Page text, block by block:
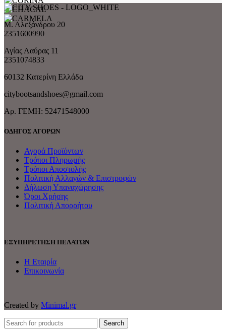
Μ. Αλεξάνδρου 20
2351600990
Αγίας Λαύρας 11
2351074833
60132 Κατερίνη Ελλάδα
citybootsandshoes@gmail.com
Aρ. ΓΕΜΗ: 52471548000
ΟΔΗΓΟΣ ΑΓΟΡΩΝ
Αγορά Προϊόντων
Τρόποι Πληρωμής
Τρόποι Αποστολής
Πολιτική Αλλαγών & Επιστροφών
Δήλωση Υπαναχώρησης
Όροι Χρήσης
Πολιτική Απορρήτου
ΕΞΥΠΗΡΕΤΗΣΗ ΠΕΛΑΤΩΝ
Η Εταιρία
Επικοινωνία
Created by Minimal.gr
Search